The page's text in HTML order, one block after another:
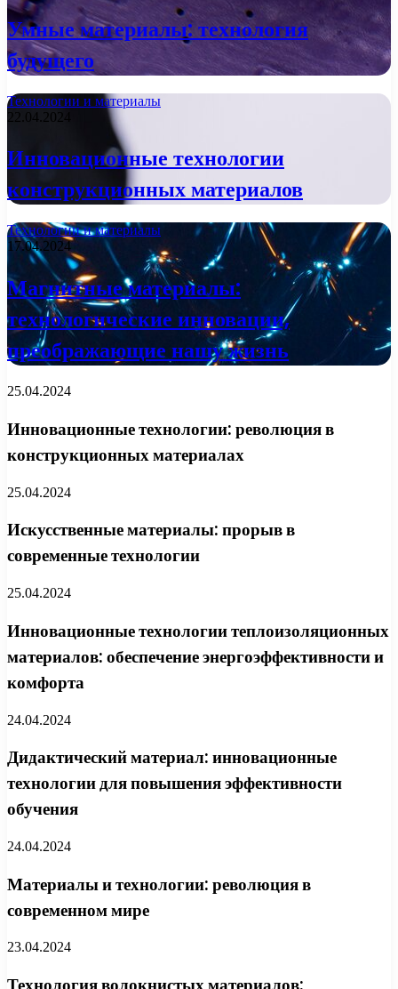
Умные материалы: технология
будущего
Технологии и материалы
22.04.2024
Инновационные технологии
конструкционных материалов
Технологии и материалы
17.04.2024
Магнитные материалы:
технологические инновации,
преображающие нашу жизнь
25.04.2024
Инновационные технологии: революция в
конструкционных материалах
25.04.2024
Искусственные материалы: прорыв в
современные технологии
25.04.2024
Инновационные технологии теплоизоляционных
материалов: обеспечение энергоэффективности и
комфорта
24.04.2024
Дидактический материал: инновационные
технологии для повышения эффективности
обучения
24.04.2024
Материалы и технологии: революция в
современном мире
23.04.2024